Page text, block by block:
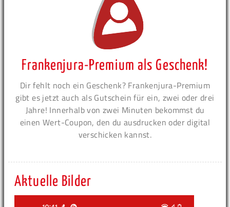
Frankenjura-Premium als Geschenk!
Dir fehlt noch ein Geschenk? Frankenjura-Premium
gibt es jetzt auch als Gutschein für ein, zwei oder drei
Jahre! Innerhalb von zwei Minuten bekommst du
einen Wert-Coupon, den du ausdrucken oder digital
verschicken kannst.
Aktuelle Bilder